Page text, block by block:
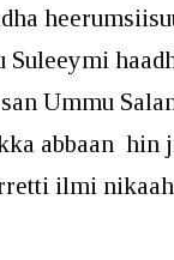
Suleeymi
Ummu
abbaan hin
ilmi